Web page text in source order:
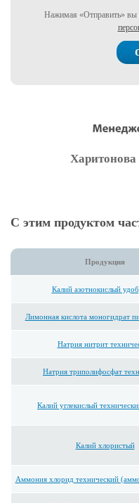
Нажимая «Отправить» вы
С этим продуктом
Продукция
Калий азотнокислый
Лимонная кислота моногидрат
Натрия нитрит
Натрия триполифосфат
Калий углекислый
Калий хлористый
Аммония хлорид технический